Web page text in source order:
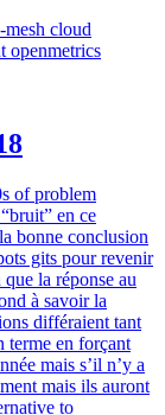
mesh cloud
openmetrics
of problem
en ce
bonne conclusion
gits pour revenir
la réponse au
à savoir la
différaient tant
terme en forçant
mais s’il n’y a
mais ils auront
to